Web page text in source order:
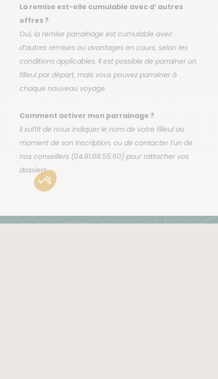
La remise est-elle cumulable avec d’ autres
offres ?
Oui, la remise parrainage est cumulable avec
d’autres remises ou avantages en cours, selon les
conditions applicables. Il est possible de parrainer un
filleul par départ, mais vous pouvez parrainer à
chaque nouveau voyage.
Comment activer mon parrainage ?
Il suffit de nous indiquer le nom de votre filleul au
moment de son inscription, ou de contacter l’un de
nos conseillers (04.81.68.55.60) pour rattacher vos
dossiers.